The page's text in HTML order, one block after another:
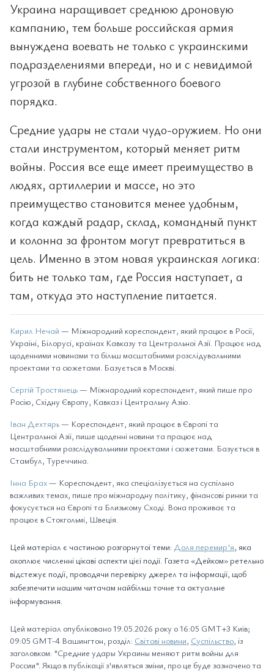
Украина наращивает среднюю дроновую
кампанию, тем больше российская армия
вынуждена воевать не только с украинскими
подразделениями впереди, но и с невидимой
угрозой в глубине собственного боевого
порядка.
Средние удары не стали чудо-оружием. Но они
стали инструментом, который меняет ритм
войны. Россия все еще имеет преимущество в
людях, артиллерии и массе, но это
преимущество становится менее удобным,
когда каждый радар, склад, командный пункт
и колонна за фронтом могут превратиться в
цель. Именно в этом новая украинская логика:
бить не только там, где Россия наступает, а
там, откуда это наступление питается.
Кирил Нечай — Міжнародний кореспондент, який працює в Росії,
Україні, Білорусі, країнах Кавказу та Центральної Азії. Працює над
щоденними новинами та більш масштабними розслідувальними
проектами та сюжетами. Базується в Москві.
Сергій Тростянець— Міжнародний кореспондент, який пише про
Росію, Східну Європу, Кавказ і Центральну Азію.
Іван Дехтярь— Кореспондент, який працює в Європі та
Центральної Азії, пише щоденні новини та працює над
масштабними розслідувальними проєктами і сюжетами. Базується в
Стамбул, Туреччина.
Інна Брах— Кореспондент, яка спеціалізується на суспільно
важливих темах, пише про міжнародну політику, фінансові ринки та
фокусується на Європі та Близькому Сході. Вона проживає та
працює в Стокгольмі, Швеція.
Цей матеріал є частиною розгорнутої теми: Доля перемир'я, яка
охоплює численні цікаві аспекти цієї події. Газета «Дейком» ретельно
відстежує події, проводячи перевірку джерел та інформації, щоб
забезпечити нашим читачам найбільш точне та актуальне
інформування.
Цей матеріал опубліковано 19.05.2026 року о 16:05 GMT+3 Київ;
09:05 GMT-4 Вашингтон, розділ: Світові новини, Суспільство, із
заголовком: "Средние удары Украины меняют ритм войны для
России". Якщо в публікації з'являться зміни, про це буде зазначено та